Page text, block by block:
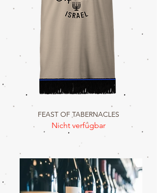
FEAST OF TABERNACLES
Nicht verfügbar